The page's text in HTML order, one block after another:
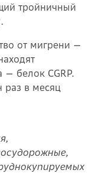
тройничный
от мигрени —
белок CGRP.
раз в месяц